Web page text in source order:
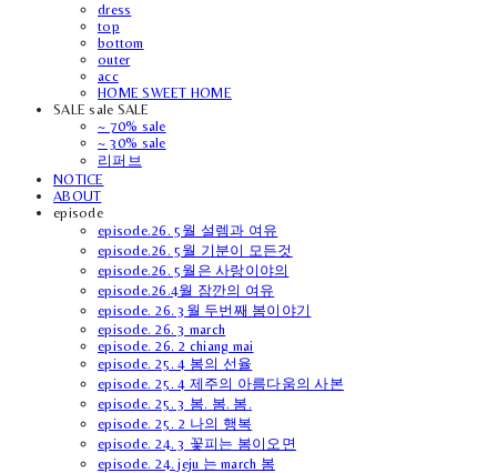
dress
top
bottom
outer
acc
HOME SWEET HOME
SALE sale SALE
~ 70% sale
~ 30% sale
리퍼브
NOTICE
ABOUT
episode
episode.26. 5월 설렘과 여유
episode.26. 5월 기분이 모든것
episode.26. 5월은 사랑이야의
episode.26.4월 잠깐의 여유
episode. 26. 3월 두번째 봄이야기
episode. 26. 3 march
episode. 26. 2 chiang mai
episode. 25. 4 봄의 선율
episode. 25. 4 제주의 아름다움의 사본
episode. 25. 3 봄. 봄. 봄.
episode. 25. 2 나의 행복
episode. 24. 3 꽃피는 봄이오면
episode. 24. jeju 는 march 봄